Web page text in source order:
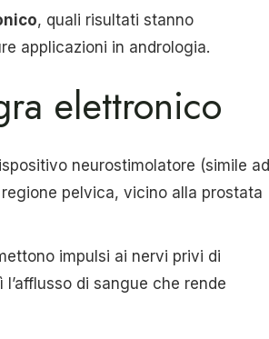
, quali risultati stanno
applicazioni in andrologia.
elettronico
neurostimolatore (simile ad
pelvica, vicino alla prostata
impulsi ai nervi privi di
di sangue che rende